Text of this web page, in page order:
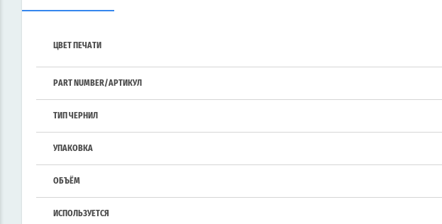
ЦВЕТ ПЕЧАТИ
PART NUMBER/АРТИКУЛ
ТИП ЧЕРНИЛ
УПАКОВКА
ОБЪЁМ
ИСПОЛЬЗУЕТСЯ